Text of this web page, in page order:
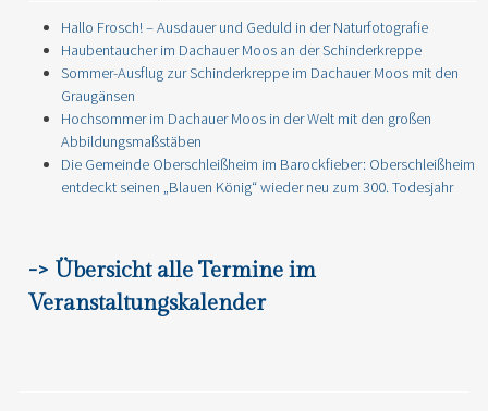
Hallo Frosch! – Ausdauer und Geduld in der Naturfotografie
Haubentaucher im Dachauer Moos an der Schinderkreppe
Sommer-Ausflug zur Schinderkreppe im Dachauer Moos mit den
Graugänsen
Hochsommer im Dachauer Moos in der Welt mit den großen
Abbildungsmaßstäben
Die Gemeinde Oberschleißheim im Barockfieber: Oberschleißheim
entdeckt seinen „Blauen König“ wieder neu zum 300. Todesjahr
-> Übersicht alle Termine im
Veranstaltungskalender